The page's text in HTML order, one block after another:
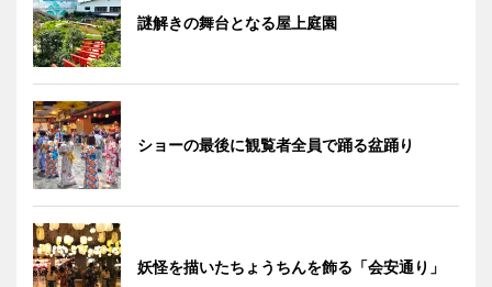
謎解きの舞台となる屋上庭園
ショーの最後に観覧者全員で踊る盆踊り
妖怪を描いたちょうちんを飾る「会安通り」